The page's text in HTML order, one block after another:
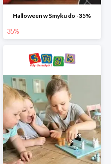
Halloween w Smyku do -35%
35%